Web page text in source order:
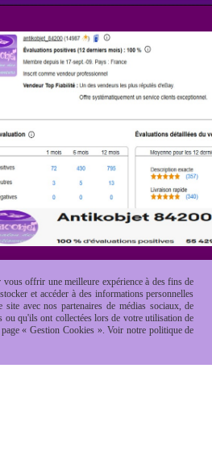
offrir une meilleure expérience à des fins de
et accéder à des informations personnelles
avec nos partenaires de médias sociaux, de
ou qu'ils ont collectées lors de votre utilisation de
« Gestion Cookies ». Voir notre politique de